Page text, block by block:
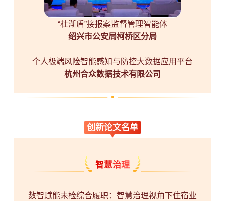
“杜渐盾”接报案监督管理智能体
绍兴市公安局柯桥区分局
个人极端风险智能感知与防控大数据应用平台
杭州合众数据技术有限公司
创新论文名单
智慧治理
数智赋能未检综合履职：智慧治理视角下住宿业